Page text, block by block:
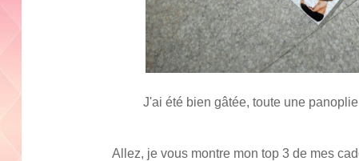
J'ai été bien gâtée, toute une
Allez, je vous montre mon top 3 de mes